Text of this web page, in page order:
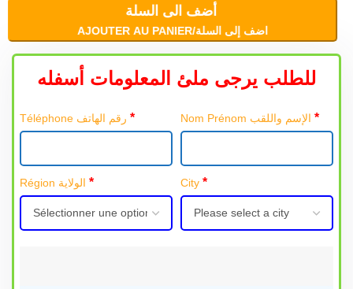
أضف الى السلة
AJOUTER AU PANIER/اضف إلى السلة
للطلب يرجى ملئ المعلومات أسفله
Téléphone رقم الهاتف* *
Région الولاية* City *